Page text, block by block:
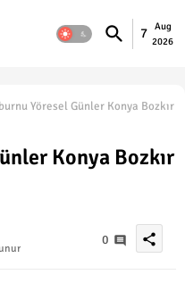
7
Aug
2026
Yöresel Günler Konya Bozkır
Konya Bozkır
0 share